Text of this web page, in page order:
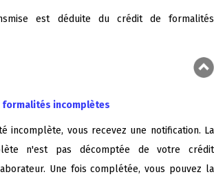
est déduite du crédit de formalités
incomplètes
incomplète, vous recevez une notification. La
n'est pas décomptée de votre crédit
Une fois complétée, vous pouvez la